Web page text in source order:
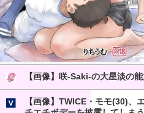
【画像】咲-Saki-の大星淡の
【画像】TWICE・モモ(30)、